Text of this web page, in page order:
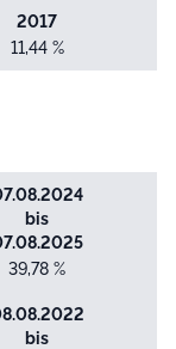
2017
11,44 %
bis
39,78 %
bis